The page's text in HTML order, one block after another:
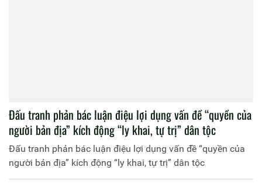
Đấu tranh phản bác luận điệu lợi dụng vấn đề “quyền của
người bản địa” kích động “ly khai, tự trị” dân tộc
Đấu tranh phản bác luận điệu lợi dụng vấn đề “quyền của
người bản địa” kích động “ly khai, tự trị” dân tộc